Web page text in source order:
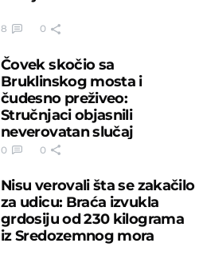
8 0
Čovek skočio sa
Bruklinskog mosta i
čudesno preživeo:
Stručnjaci objasnili
neverovatan slučaj
0 0
Nisu verovali šta se zakačilo
za udicu: Braća izvukla
grdosiju od 230 kilograma
iz Sredozemnog mora